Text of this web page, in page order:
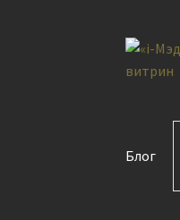
Перейти
к
Перейти
к
Блог